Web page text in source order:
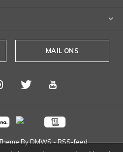
MAIL ONS
ByDMWS-RSS-feed